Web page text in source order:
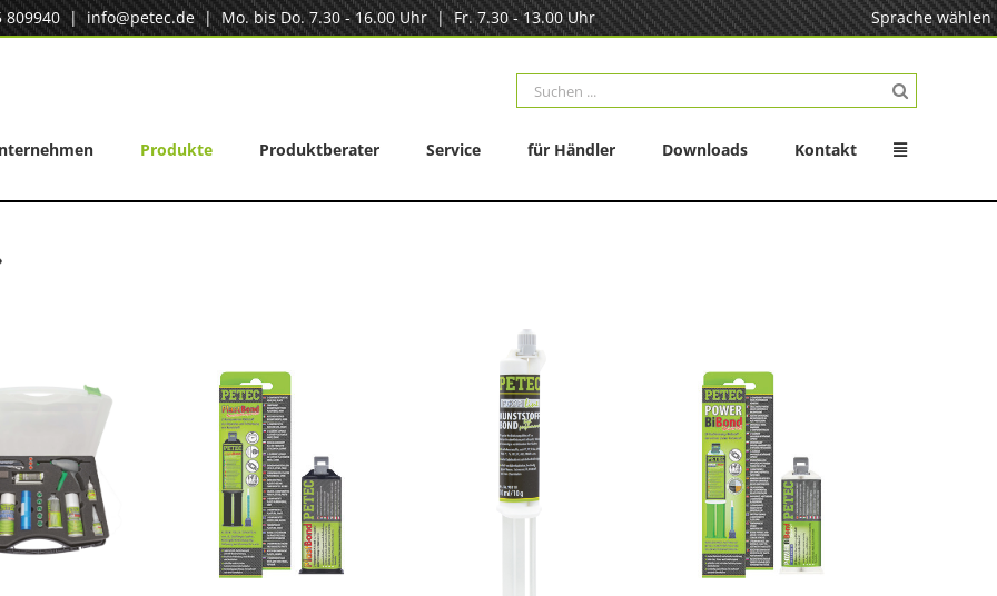
809940|info@petec.de| Mo. bis Do. 7.30 - 16.00 Uhr | Fr. 7.30 - 13.00 Uhr Sprache wählen
Suche
nach:
Produkte Produktberater Service für Händler Downloads Kontakt